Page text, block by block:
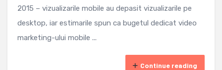
2015 – vizualizarile mobile au depasit vizualizarile pe
desktop, iar estimarile spun ca bugetul dedicat video
marketing-ului mobile ...
Continue reading